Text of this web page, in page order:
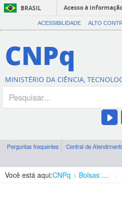
BRASIL
Acesso à
ACESSIBILIDADE ALTO
CNPq
MINISTÉRIO DA CIÊNCIA,
Perguntas frequentes Central de
Você está aqui:CNPq Bolsas e Auxílios Vigentes